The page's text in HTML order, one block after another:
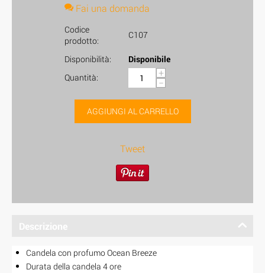
Fai una domanda
Codice
prodotto:
C107
Disponibilità:
Disponibile
Quantità:
+
−
AGGIUNGI AL CARRELLO
Tweet
Descrizione
Candela con profumo Ocean Breeze
Durata della candela 4 ore